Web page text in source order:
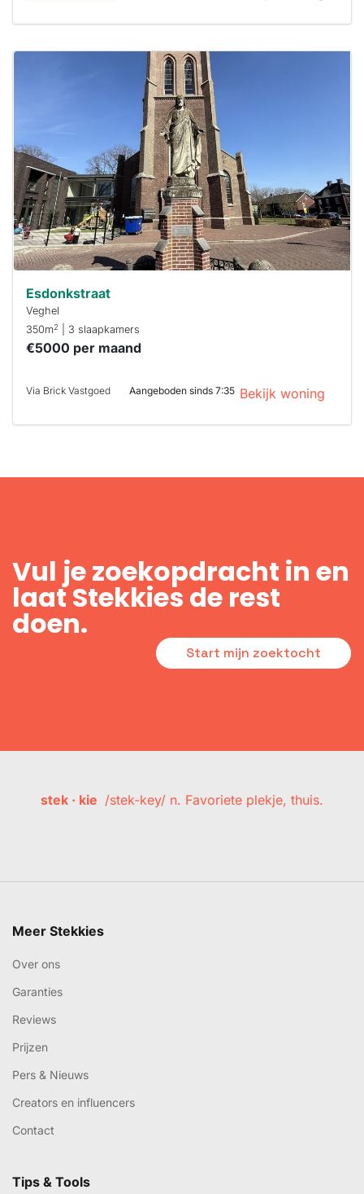
reageren.
Stekkies helpt
je hierbij!
Esdonkstraat
Veghel
350m2 | 3 slaapkamers
€5000 per maand
Via Brick Vastgoed Aangeboden sinds 7:35 Bekijk woning
Vul je zoekopdracht in en
laat Stekkies de rest
doen.
Start mijn zoektocht
stek · kie /stek-key/ n. Favoriete plekje, thuis.
Meer Stekkies
Over ons
Garanties
Reviews
Prijzen
Pers & Nieuws
Creators en influencers
Contact
Tips & Tools